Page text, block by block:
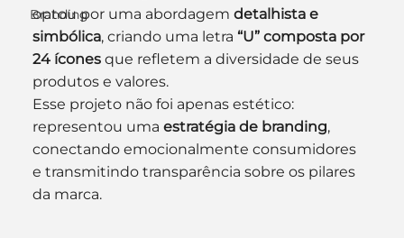
Branding
optou por uma abordagem detalhista e
simbólica, criando uma letra “U” composta por
24 ícones que refletem a diversidade de seus
produtos e valores.
Esse projeto não foi apenas estético:
representou uma estratégia de branding,
conectando emocionalmente consumidores
e transmitindo transparência sobre os pilares
da marca.